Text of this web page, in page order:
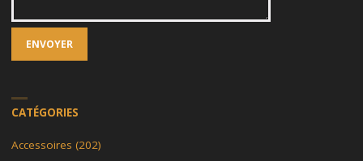
CATÉGORIES
Accessoires (202)